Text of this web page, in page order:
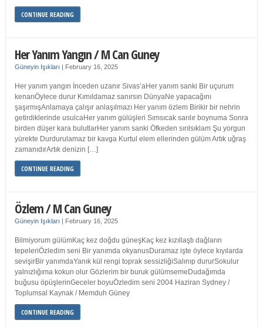
CONTINUE READING
Her Yanım Yangın / M Can Guney
Güneyin Işıkları | February 16, 2025
Her yanım yangın İnceden uzanır Sivas’aHer yanım sanki Bir uçurum
kenarıÖylece durur Kımıldamaz sanırsın DünyaNe yapacağını
şaşırmışAnlamaya çalışır anlaşılmazı Her yanım özlem Birikir bir nehrin
getirdiklerinde usulcaHer yanım gülüşleri Sımsıcak sarılır boynuma Sonra
birden düşer kara bulutlarHer yanım sanki Öfkeden sırılsıklam Şu yorgun
yürekte Durdurulamaz bir kavga Kurtul elem ellerinden gülüm Artık uğraş
zamanıdırArtık denizin […]
CONTINUE READING
Özlem / M Can Guney
Güneyin Işıkları | February 16, 2025
Bilmiyorum gülümKaç kez doğdu güneşKaç kez kızıllaştı dağların
tepeleriÖzledim seni Bir yanımda okyanusDuramaz işte öylece kıyılarda
sevişirBir yanımdaYanık kül rengi toprak sessizliğiSalınıp dururSokulur
yalnızlığıma kokun olur Gözlerim bir buruk gülümsemeDudağımda
buğusu öpüşlerinGeceler boyuÖzledim seni 2004 Haziran Sydney /
Toplumsal Kaynak / Memduh Güney
CONTINUE READING